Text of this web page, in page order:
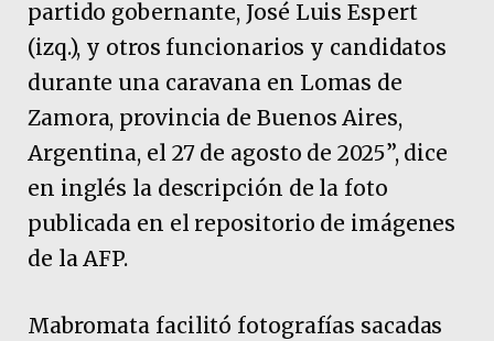
partido gobernante, José Luis Espert
(izq.), y otros funcionarios y candidatos
durante una caravana en Lomas de
Zamora, provincia de Buenos Aires,
Argentina, el 27 de agosto de 2025”, dice
en inglés la descripción de la foto
publicada en el repositorio de imágenes
de la AFP.
Mabromata facilitó fotografías sacadas